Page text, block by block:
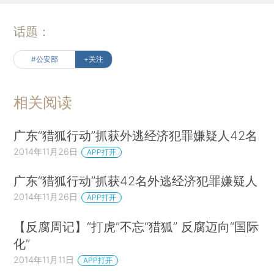
话题：
#公安部 +关注
相关阅读
广东“猎狐行动”抓获外逃经济犯罪嫌疑人42名
2014年11月26日 APP打开
广东“猎狐行动”抓获42名外逃经济犯罪嫌疑人
2014年11月26日 APP打开
【反腐周记】“打虎”不忘“猎狐” 反腐迈向“国际
化”
2014年11月11日 APP打开